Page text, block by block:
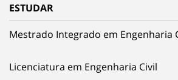
ESTUDAR
Mestrado Integrado em Engenharia
Licenciatura em Engenharia Civil